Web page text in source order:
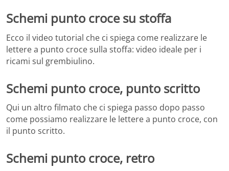
Schemi punto croce su stoffa
Ecco il video tutorial che ci spiega come realizzare le
lettere a punto croce sulla stoffa: video ideale per i
ricami sul grembiulino.
Schemi punto croce, punto scritto
Qui un altro filmato che ci spiega passo dopo passo
come possiamo realizzare le lettere a punto croce, con
il punto scritto.
Schemi punto croce, retro